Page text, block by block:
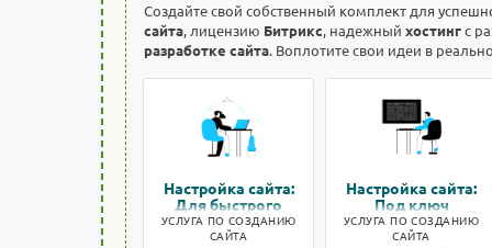
Создайте свой собственный комплект для
сайта, лицензию Битрикс, надежный хостингс
разработке сайта. Воплотите свои идеи в
Настройка сайта:
Для быстрого
старта
УСЛУГА ПО СОЗДАНИЮ
САЙТА
Настройка сайта:
Под ключ
УСЛУГА ПО СОЗДАНИЮ
САЙТА